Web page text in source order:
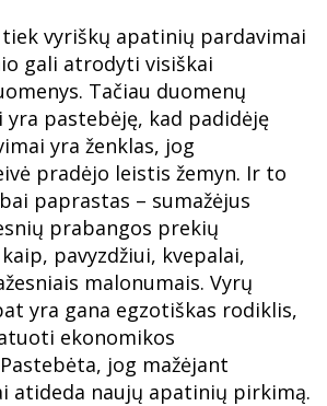
vyriškų apatinių pardavimai
gali atrodyti visiškai
Tačiau duomenų
yra pastebėję, kad padidėję
yra ženklas, jog
pradėjo leistis žemyn. Ir to
paprastas – sumažėjus
prabangos prekių
pavyzdžiui, kvepalai,
malonumais. Vyrų
yra gana egzotiškas rodiklis,
ekonomikos
jog mažėjant
atideda naujų apatinių pirkimą.